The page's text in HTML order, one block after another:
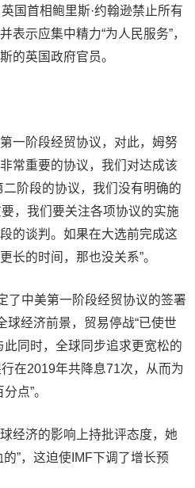
国首相鲍里斯·约翰逊禁止所有
表示应集中精力“为人民服务”，
的英国政府官员。
一阶段经贸协议，对此，姆努
常重要的协议，我们对达成该
阶段的协议，我们没有明确的
，我们要关注各项协议的实施
的谈判。如果在大选前完成这
长的时间，那也没关系”。
了中美第一阶段经贸协议的签署
球经济前景，贸易停战“已使世
同时，全球同步追求更宽松的
在2019年共降息71次，从而为
点”。
经济的影响上持批评态度，她
”，这迫使IMF下调了增长预